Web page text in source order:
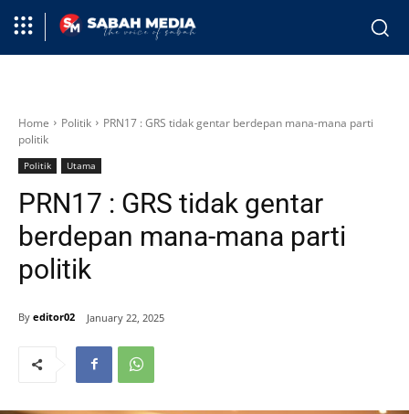
Home Politik
PRN17 : GRS tidak gentar berdepan mana-mana parti
politik
Politik Utama
PRN17 : GRS tidak gentar
berdepan mana-mana parti
politik
By editor02 January 22, 2025